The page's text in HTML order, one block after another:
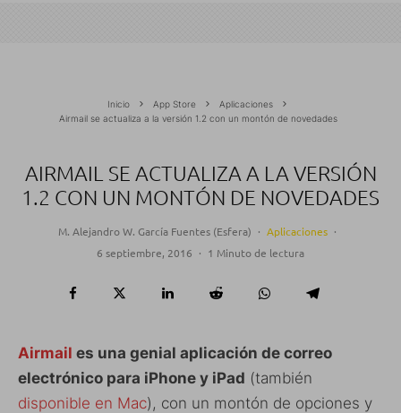
Inicio App Store
Aplicaciones
Airmail se actualiza a la versión 1.2 con un montón de novedades
AIRMAIL SE ACTUALIZA A LA VERSIÓN
1.2 CON UN MONTÓN DE NOVEDADES
M. Alejandro W. García Fuentes (Esfera) · Aplicaciones ·
6 septiembre, 2016 · 1 Minuto de lectura
Airmail es una genial aplicación de correo
electrónico para iPhone y iPad (también
disponible en Mac), con un montón de opciones y